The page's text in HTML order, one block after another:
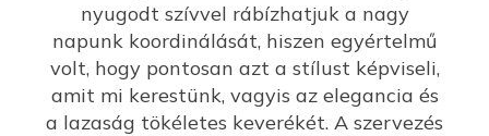
nyugodt szívvel rábízhatjuk a nagy
napunk koordinálását, hiszen egyértelmű
volt, hogy pontosan azt a stílust képviseli,
amit mi kerestünk, vagyis az elegancia és
a lazaság tökéletes keverékét. A szervezés